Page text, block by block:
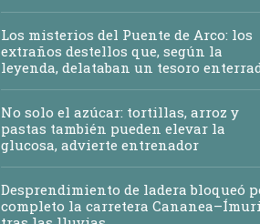
Los misterios del Puente de Arco: los
extraños destellos que, según la
leyenda, delataban un tesoro
No solo el azúcar: tortillas, arroz y
pastas también pueden elevar la
glucosa, advierte entrenador
Desprendimiento de ladera bloqueó
completo la carretera